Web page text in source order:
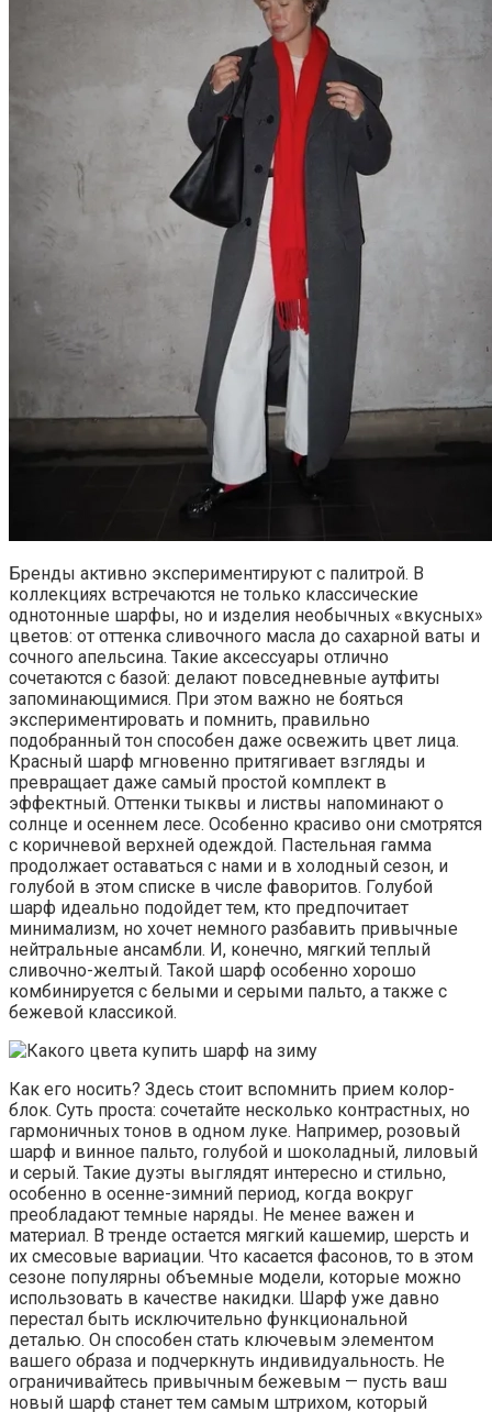
Бренды активно экспериментируют с палитрой. В
коллекциях встречаются не только классические
однотонные шарфы, но и изделия необычных «вкусных»
цветов: от оттенка сливочного масла до сахарной ваты и
сочного апельсина. Такие аксессуары отлично
сочетаются с базой: делают повседневные аутфиты
запоминающимися. При этом важно не бояться
экспериментировать и помнить, правильно
подобранный тон способен даже освежить цвет лица.
Красный шарф мгновенно притягивает взгляды и
превращает даже самый простой комплект в
эффектный. Оттенки тыквы и листвы напоминают о
солнце и осеннем лесе. Особенно красиво они смотрятся
с коричневой верхней одеждой. Пастельная гамма
продолжает оставаться с нами и в холодный сезон, и
голубой в этом списке в числе фаворитов. Голубой
шарф идеально подойдет тем, кто предпочитает
минимализм, но хочет немного разбавить привычные
нейтральные ансамбли. И, конечно, мягкий теплый
сливочно-желтый. Такой шарф особенно хорошо
комбинируется с белыми и серыми пальто, а также с
бежевой классикой.
Как его носить? Здесь стоит вспомнить прием колор-
блок. Суть проста: сочетайте несколько контрастных, но
гармоничных тонов в одном луке. Например, розовый
шарф и винное пальто, голубой и шоколадный, лиловый
и серый. Такие дуэты выглядят интересно и стильно,
особенно в осенне-зимний период, когда вокруг
преобладают темные наряды. Не менее важен и
материал. В тренде остается мягкий кашемир, шерсть и
их смесовые вариации. Что касается фасонов, то в этом
сезоне популярны объемные модели, которые можно
использовать в качестве накидки. Шарф уже давно
перестал быть исключительно функциональной
деталью. Он способен стать ключевым элементом
вашего образа и подчеркнуть индивидуальность. Не
ограничивайтесь привычным бежевым — пусть ваш
новый шарф станет тем самым штрихом, который